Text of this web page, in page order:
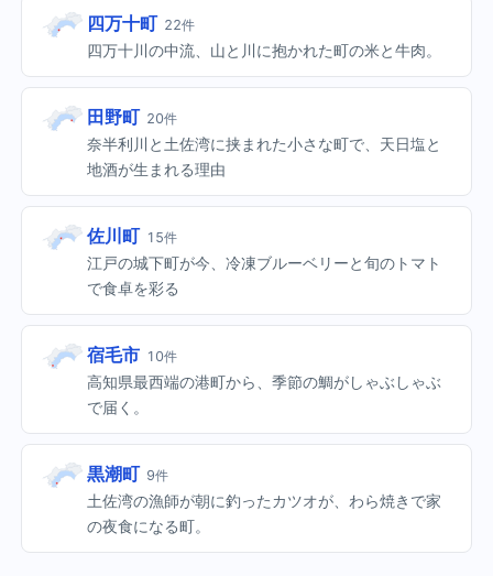
四万十町 22件
四万十川の中流、山と川に抱かれた町の米と牛肉。
田野町 20件
奈半利川と土佐湾に挟まれた小さな町で、天日塩と
地酒が生まれる理由
佐川町 15件
江戸の城下町が今、冷凍ブルーベリーと旬のトマト
で食卓を彩る
宿毛市 10件
高知県最西端の港町から、季節の鯛がしゃぶしゃぶ
で届く。
黒潮町 9件
土佐湾の漁師が朝に釣ったカツオが、わら焼きで家
の夜食になる町。